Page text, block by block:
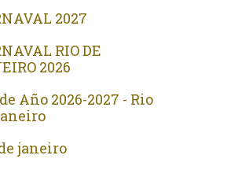
2027
RIO DE
2026
Año 2026-2027 - Rio
janeiro